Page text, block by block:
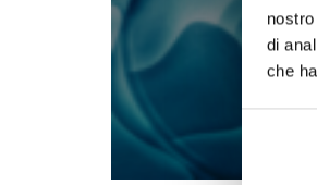
di
che